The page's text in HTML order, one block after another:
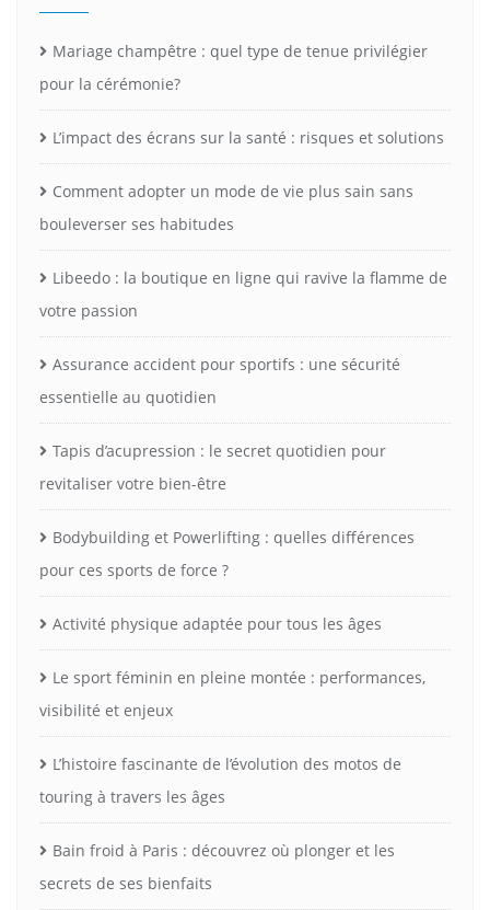
Mariage champêtre : quel type de tenue privilégier
pour la cérémonie?
L’impact des écrans sur la santé : risques et solutions
Comment adopter un mode de vie plus sain sans
bouleverser ses habitudes
Libeedo : la boutique en ligne qui ravive la flamme de
votre passion
Assurance accident pour sportifs : une sécurité
essentielle au quotidien
Tapis d’acupression : le secret quotidien pour
revitaliser votre bien-être
Bodybuilding et Powerlifting : quelles différences
pour ces sports de force ?
Activité physique adaptée pour tous les âges
Le sport féminin en pleine montée : performances,
visibilité et enjeux
L’histoire fascinante de l’évolution des motos de
touring à travers les âges
Bain froid à Paris : découvrez où plonger et les
secrets de ses bienfaits